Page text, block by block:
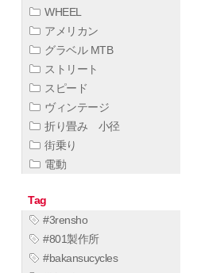
WHEEL
アメリカン
グラベル MTB
ストリート
スピード
ヴィンテージ
折り畳み 小径
街乗り
電動
Tag
#3rensho
#801製作所
#bakansucycles